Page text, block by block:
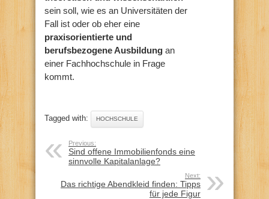
sein soll, wie es an Universitäten der
Fall ist oder ob eher eine
praxisorientierte und
berufsbezogene Ausbildung an
einer Fachhochschule in Frage
kommt.
Tagged with: HOCHSCHULE
Previous:
Sind offene Immobilienfonds eine
sinnvolle Kapitalanlage?
Next:
Das richtige Abendkleid finden: Tipps
für jede Figur